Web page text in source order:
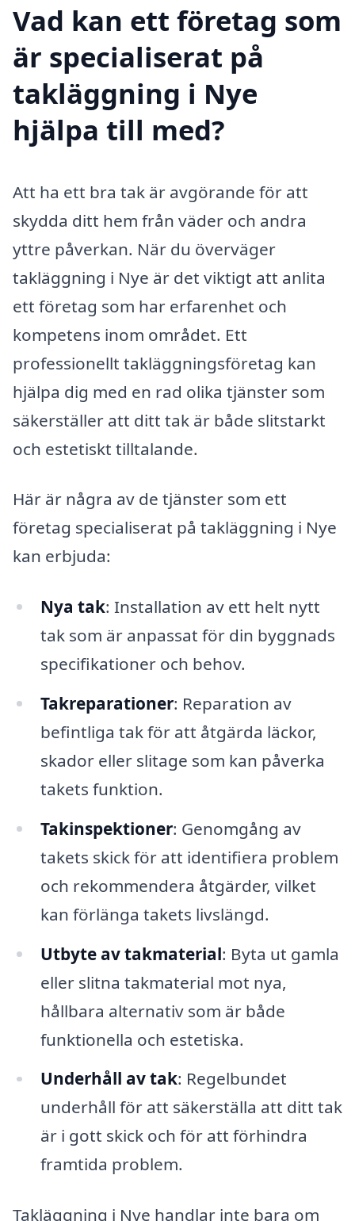
Vad kan ett företag som
är specialiserat på
takläggning i Nye
hjälpa till med?
Att ha ett bra tak är avgörande för att
skydda ditt hem från väder och andra
yttre påverkan. När du överväger
takläggning i Nye är det viktigt att anlita
ett företag som har erfarenhet och
kompetens inom området. Ett
professionellt takläggningsföretag kan
hjälpa dig med en rad olika tjänster som
säkerställer att ditt tak är både slitstarkt
och estetiskt tilltalande.
Här är några av de tjänster som ett
företag specialiserat på takläggning i Nye
kan erbjuda:
Nya tak: Installation av ett helt nytt
tak som är anpassat för din byggnads
specifikationer och behov.
Takreparationer: Reparation av
befintliga tak för att åtgärda läckor,
skador eller slitage som kan påverka
takets funktion.
Takinspektioner: Genomgång av
takets skick för att identifiera problem
och rekommendera åtgärder, vilket
kan förlänga takets livslängd.
Utbyte av takmaterial: Byta ut gamla
eller slitna takmaterial mot nya,
hållbara alternativ som är både
funktionella och estetiska.
Underhåll av tak: Regelbundet
underhåll för att säkerställa att ditt tak
är i gott skick och för att förhindra
framtida problem.
Takläggning i Nye handlar inte bara om